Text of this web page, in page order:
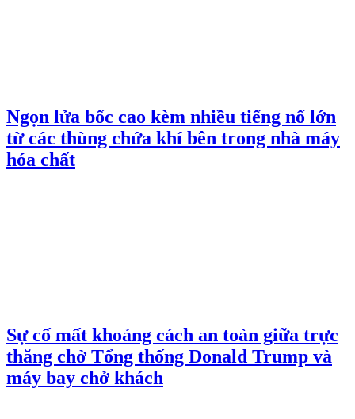
Ngọn lửa bốc cao kèm nhiều tiếng nổ lớn
từ các thùng chứa khí bên trong nhà máy
hóa chất
Sự cố mất khoảng cách an toàn giữa trực
thăng chở Tổng thống Donald Trump và
máy bay chở khách